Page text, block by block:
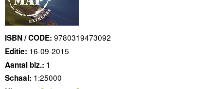
ISBN / CODE: 9780319473092
Editie: 16-09-2015
Aantal blz.: 1
Schaal: 1:25000